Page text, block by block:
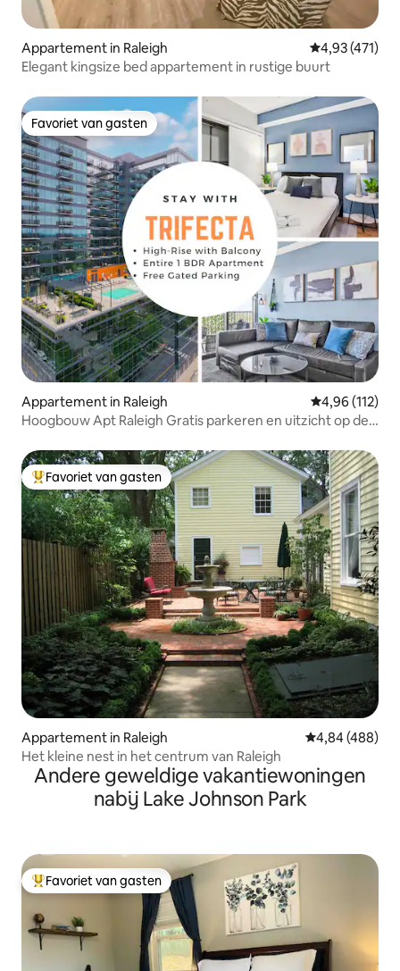
Appartement in Raleigh Gemiddelde
4,93 (471)
Elegant kingsize bed appartement in rustige buurt
Favoriet van gasten
Favoriet van gasten
Appartement in Raleigh Gemiddelde
4,96 (112)
Hoogbouw Apt Raleigh Gratis parkeren en uitzicht op de
Topfavoriet van gasten
Favoriet van gasten
Appartement in Raleigh Gemiddelde
4,84 (488)
Het kleine nest in het centrum van Raleigh
Andere geweldige vakantiewoningen
nabij Lake Johnson Park
Topfavoriet van gasten
Favoriet van gasten